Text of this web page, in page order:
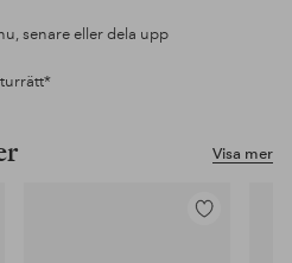
senare eller dela upp
Visa mer
Lägg